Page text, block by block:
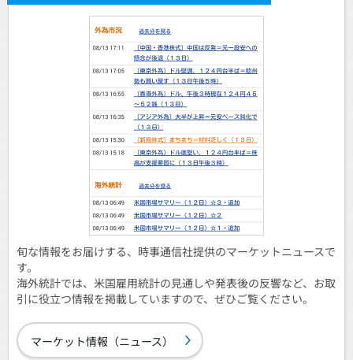
旬な情報をお届けする、時事通信社提供のマーケットニュースで
す。
海外統計では、米国雇用統計の見通しや発表後の反響など、お取
引に役立つ情報を掲載していますので、ぜひご覧ください。
マーケット情報（ニュース）